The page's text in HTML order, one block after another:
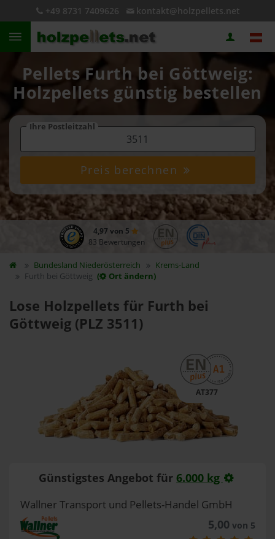
+49 8731 7409626 kontakt@holzpellets.net
Pellets Furth bei Göttweig:
Holzpellets günstig bestellen
Ihre Postleitzahl
Preis berechnen
4,97 von 5
83 Bewertungen
Bundesland Niederösterreich
Krems-Land
Furth bei Göttweig ( Ort ändern)
Lose Holzpellets für Furth bei
Göttweig (PLZ 3511)
AT377
Günstigstes Angebot für 6.000 kg
Wallner Transport und Pellets-Handel GmbH
5,00 von 5